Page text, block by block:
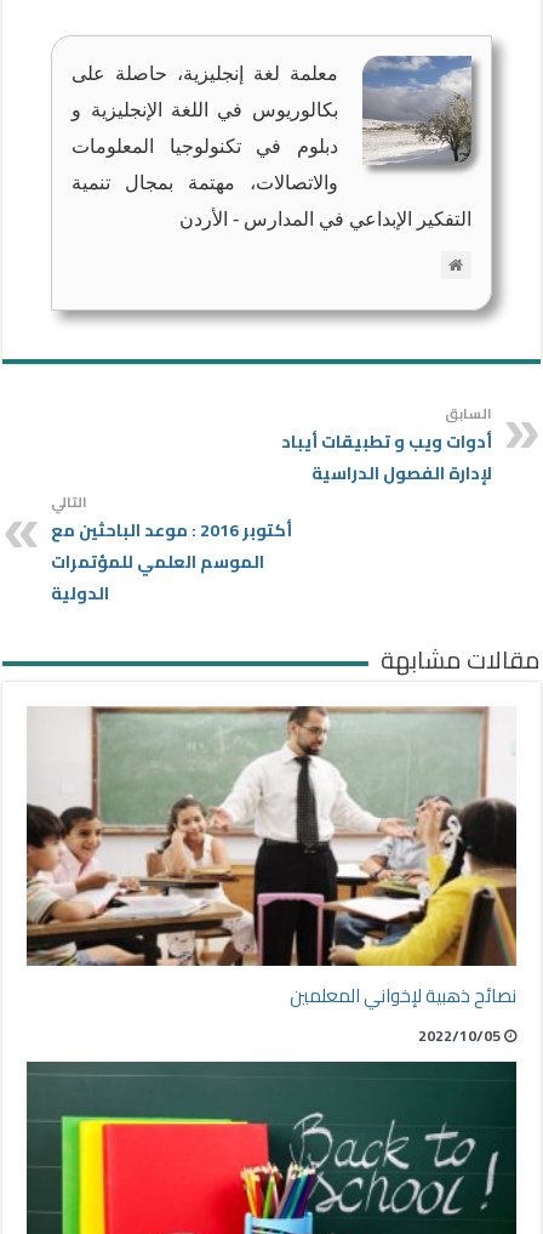
معلمة لغة إنجليزية، حاصلة على
بكالوريوس في اللغة الإنجليزية و
دبلوم في تكنولوجيا المعلومات
والاتصالات، مهتمة بمجال تنمية
التفكير الإبداعي في المدارس - الأردن
السابق
أدوات ويب و تطبيقات أيباد
لإدارة الفصول الدراسية
التالي
أكتوبر 2016 : موعد الباحثين مع
الموسم العلمي للمؤتمرات
الدولية
مقالات مشابهة
نصائح ذهبية لإخواني المعلمين
2022/10/05